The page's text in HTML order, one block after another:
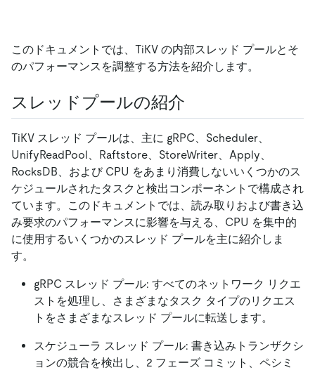
このドキュメントでは、TiKV の内部スレッド プールとそ
のパフォーマンスを調整する方法を紹介します。
スレッドプールの紹介
TiKV スレッド プールは、主に gRPC、Scheduler、
UnifyReadPool、Raftstore、StoreWriter、Apply、
RocksDB、および CPU をあまり消費しないいくつかのス
ケジュールされたタスクと検出コンポーネントで構成され
ています。このドキュメントでは、読み取りおよび書き込
み要求のパフォーマンスに影響を与える、CPU を集中的
に使用するいくつかのスレッド プールを主に紹介しま
す。
gRPC スレッド プール: すべてのネットワーク リクエ
ストを処理し、さまざまなタスク タイプのリクエス
トをさまざまなスレッド プールに転送します。
スケジューラ スレッド プール: 書き込みトランザクシ
ョンの競合を検出し、2 フェーズ コミット、ペシミ